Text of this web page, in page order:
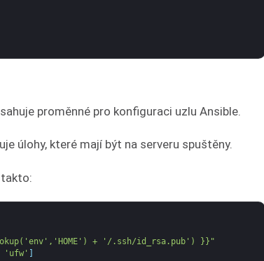
proměnné pro konfiguraci uzlu Ansible.
úlohy, které mají být na serveru spuštěny.
+ '/.ssh/id_rsa.pub') }}"
'ufw'